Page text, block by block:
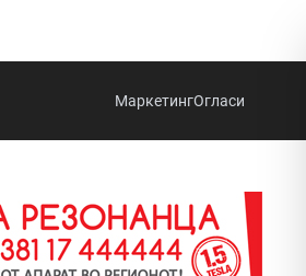
МаркетингОгласи